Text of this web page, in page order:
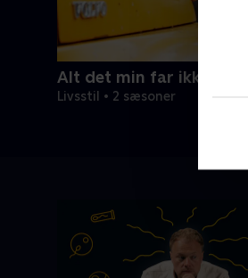
Alt det min far ikke
Livsstil • 2 sæsoner